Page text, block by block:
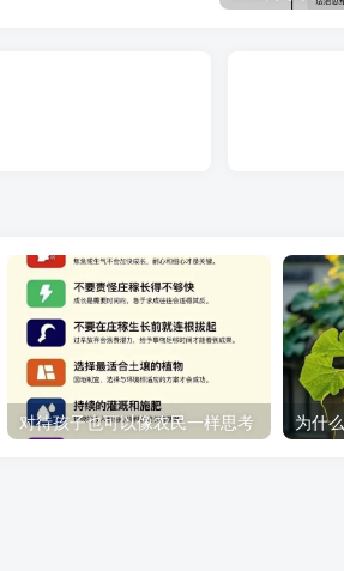
的时候就该放手吧！
对待孩子也可以像农民一样思考 为什